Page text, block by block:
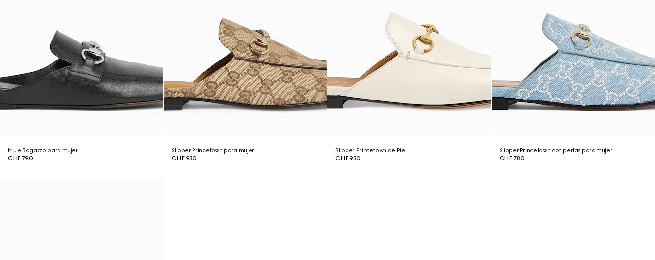
Mule Ragazzo para mujer
CHF 790
Slipper Princetown para mujer
CHF 930
Slipper Princetown de Piel
CHF 930
Slipper Princetown con perlas para mujer
CHF 780